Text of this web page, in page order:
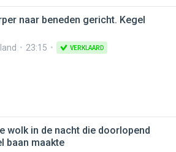
naar beneden gericht. Kegel
23:15 VERKLAARD
wolk in de nacht die doorlopend
baan maakte